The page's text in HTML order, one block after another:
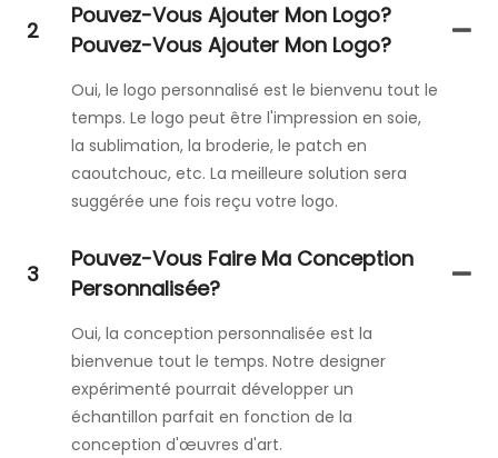
2
Pouvez-Vous Ajouter Mon Logo?
Pouvez-Vous Ajouter Mon Logo?
Oui, le logo personnalisé est le bienvenu tout le
temps. Le logo peut être l'impression en soie,
la sublimation, la broderie, le patch en
caoutchouc, etc. La meilleure solution sera
suggérée une fois reçu votre logo.
3
Pouvez-Vous Faire Ma Conception
Personnalisée?
Oui, la conception personnalisée est la
bienvenue tout le temps. Notre designer
expérimenté pourrait développer un
échantillon parfait en fonction de la
conception d'œuvres d'art.